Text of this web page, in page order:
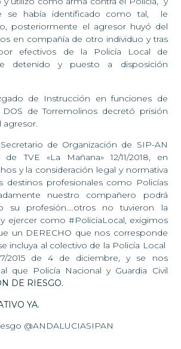
se había identificado como tal, le
posteriormente el agresor huyó del
en compañía de otro individuo y tras
efectivos de la Policía Local de
detenido y puesto a disposición
de Instrucción en funciones de
de Torremolinos decretó prisión
agresor.
de Organización de SIP-AN
TVE «La Mañana» 12/11/2018, en
y la consideración legal y normativa
destinos profesionales como Policías
nuestro compañero podrá
su profesión….otros no tuvieron la
ejercer como #PoliciaLocal, exigimos
un DERECHO que nos corresponde
incluya al colectivo de la Policía Local
2015 de 4 de diciembre, y se nos
que Policía Nacional y Guardia Civil
DE RIESGO.
YA.
@ANDALUCIASIPAN